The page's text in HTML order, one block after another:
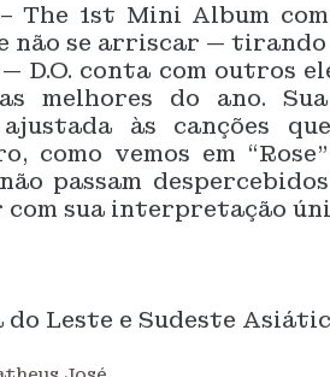
– The 1st Mini Album
não se arriscar — tirando
D.O. conta com outros
melhores do ano.
às canções
como vemos em “Rose”
passam
com sua interpretação
do Leste e Sudeste